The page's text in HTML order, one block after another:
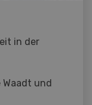
in der
und